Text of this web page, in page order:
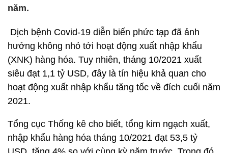
năm.
Dịch bệnh Covid-19 diễn biến phức tạp đã ảnh
hưởng không nhỏ tới hoạt động xuất nhập khẩu
(XNK) hàng hóa. Tuy nhiên, tháng 10/2021 xuất
siêu đạt 1,1 tỷ USD, đây là tín hiệu khả quan cho
hoạt động xuất nhập khẩu tăng tốc về đích cuối năm
2021.
Tổng cục Thống kê cho biết, tổng kim ngạch xuất,
nhập khẩu hàng hóa tháng 10/2021 đạt 53,5 tỷ